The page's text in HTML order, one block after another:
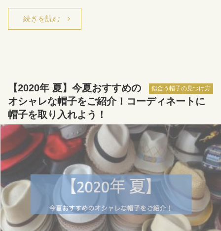
続きを読む
似合う帽子の見つけ方
【2020年 夏】今夏おすすめの
オシャレな帽子をご紹介！コーディネートに
帽子を取り入れよう！